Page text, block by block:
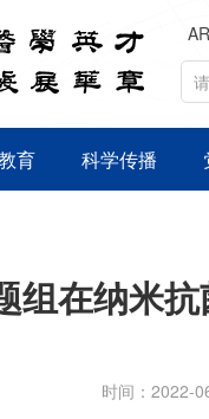
育 科学传播
组在纳米
时间：2022-